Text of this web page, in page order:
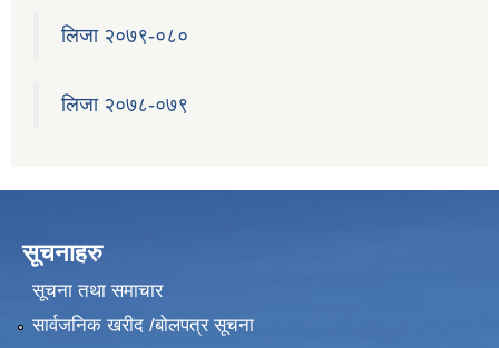
लिजा २०७९-०८०
लिजा २०७८-०७९
सूचनाहरु
सूचना तथा समाचार
सार्वजनिक खरीद /बोलपत्र सूचना